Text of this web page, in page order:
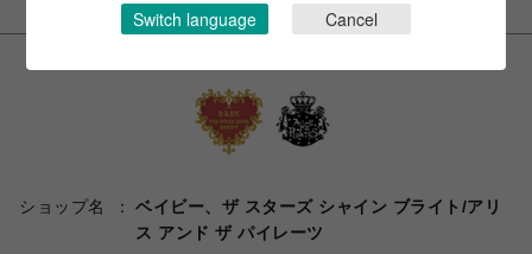
ショップ名
ベイビー、ザ スターズ シャイン ブライト/アリ
ス アンド ザ パイレーツ
Switch language Cancel